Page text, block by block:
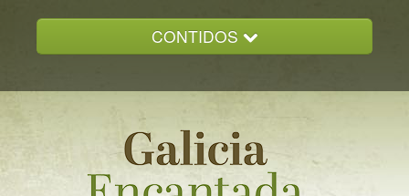
CONTIDOS
GALICIA ENCANTADA
DOCUMENTACION
NOVAS